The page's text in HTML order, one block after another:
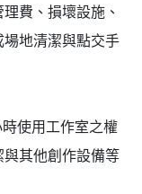
費、損壞設施、
地清潔與點交手
使用工作室之權
其他創作設備等